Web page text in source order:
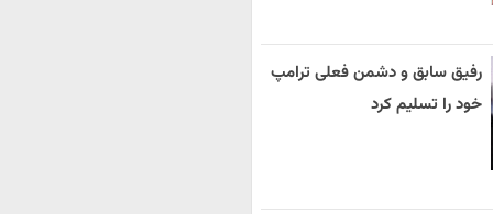
رفیق سابق و دشمن فعلی ترامپ
خود را تسلیم کرد